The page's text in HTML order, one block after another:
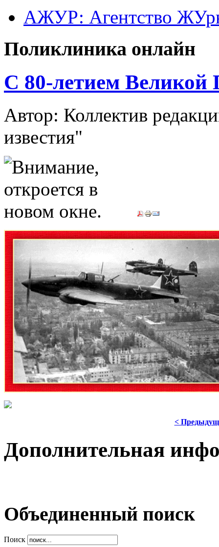
АЖУР: Агентство
Поликлиника онлайн
C 80-летием Великой
Автор: Коллектив
известия"
<
Дополнительная
Объединенный поиск
Поиск